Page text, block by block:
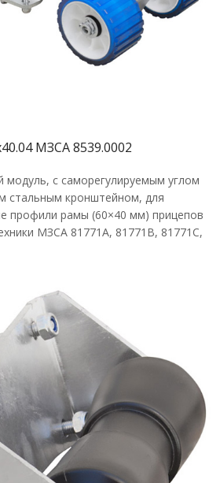
МЗСА 8539.0002
с саморегулируемым углом
стальным кронштейном, для
профили рамы (60×40 мм) прицепов
МЗСА 81771A, 81771В, 81771С,